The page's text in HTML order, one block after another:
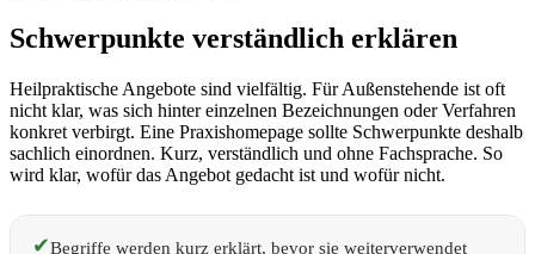
Schwerpunkte verständlich erklären
Heilpraktische Angebote sind vielfältig. Für Außenstehende ist oft
nicht klar, was sich hinter einzelnen Bezeichnungen oder Verfahren
konkret verbirgt. Eine Praxis­homepage sollte Schwerpunkte deshalb
sachlich einordnen. Kurz, verständlich und ohne Fachsprache. So
wird klar, wofür das Angebot gedacht ist und wofür nicht.
✔Begriffe werden kurz erklärt, bevor sie weiterverwendet